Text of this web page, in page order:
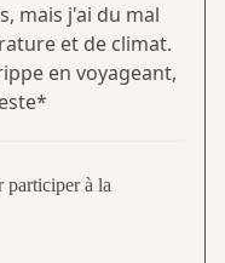
mais j'ai du mal
et de climat.
en voyageant,
participer à la